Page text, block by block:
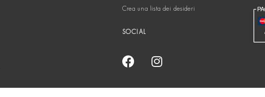
Crea una lista dei desideri
SOCIAL